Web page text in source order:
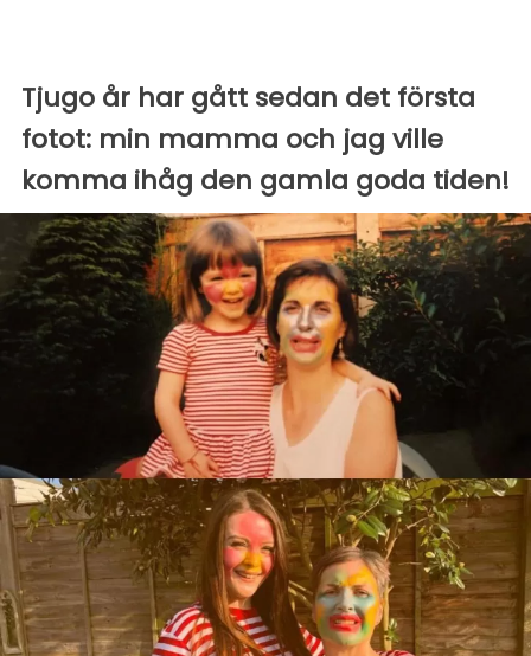
Tjugo år har gått sedan det första
fotot: min mamma och jag ville
komma ihåg den gamla goda tiden!